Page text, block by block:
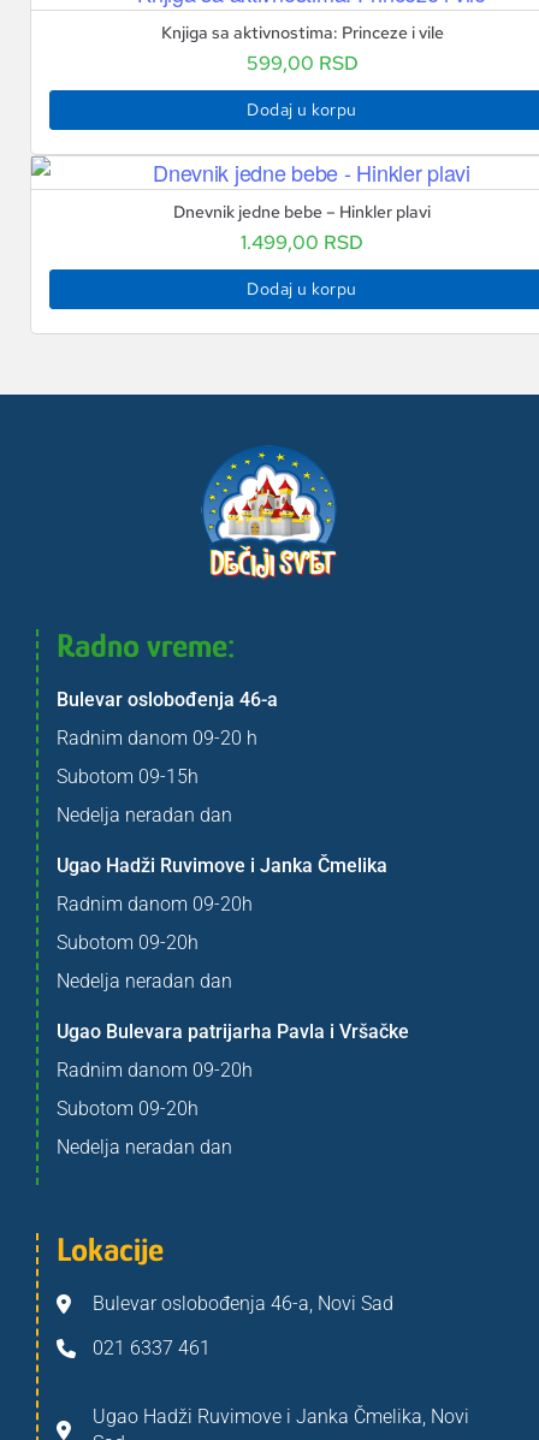
Knjiga sa aktivnostima: Princeze i vile
599,00 RSD
Dodaj u korpu
Dnevnik jedne bebe – Hinkler plavi
1.499,00 RSD
Dodaj u korpu
Radno vreme:
Bulevar oslobođenja 46-a
Radnim danom 09-20 h
Subotom 09-15h
Nedelja neradan dan
Ugao Hadži Ruvimove i Janka Čmelika
Radnim danom 09-20h
Subotom 09-20h
Nedelja neradan dan
Ugao Bulevara patrijarha Pavla i Vršačke
Radnim danom 09-20h
Subotom 09-20h
Nedelja neradan dan
Lokacije
Bulevar oslobođenja 46-a, Novi Sad
021 6337 461
Ugao Hadži Ruvimove i Janka Čmelika, Novi